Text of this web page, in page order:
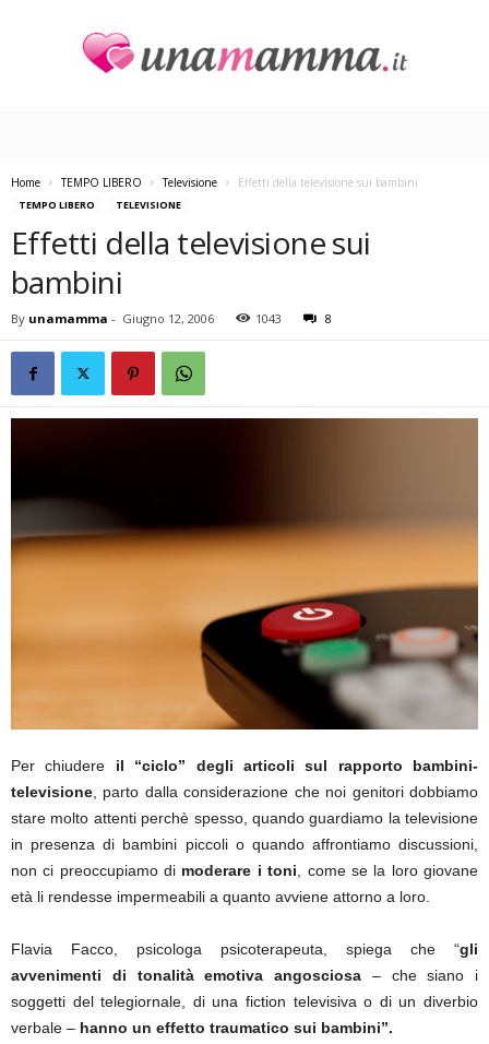
Home TEMPO LIBERO Televisione Effetti della televisione sui bambini
TEMPO LIBERO TELEVISIONE
Effetti della televisione sui
bambini
By unamamma - Giugno 12, 2006 1043 8
Per chiudere il “ciclo” degli articoli sul rapporto bambini-
televisione, parto dalla considerazione che noi genitori dobbiamo
stare molto attenti perchè spesso, quando guardiamo la televisione
in presenza di bambini piccoli o quando affrontiamo discussioni,
non ci preoccupiamo di moderare i toni, come se la loro giovane
età li rendesse impermeabili a quanto avviene attorno a loro.
Flavia Facco, psicologa psicoterapeuta, spiega che “gli
avvenimenti di tonalità emotiva angosciosa – che siano i
soggetti del telegiornale, di una fiction televisiva o di un diverbio
verbale – hanno un effetto traumatico sui bambini”.